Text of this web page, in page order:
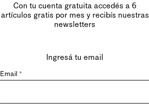
Con tu cuenta gratuita accedés a 6
artículos gratis por mes y recibís nuestras
newsletters
Ingresá tu email
Email *